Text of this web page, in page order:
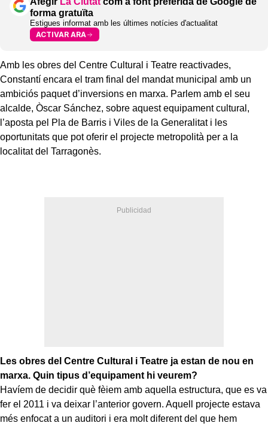
forma gratuïta
Estigues informat amb les últimes notícies d'actualitat
ACTIVAR ARA
Amb les obres del Centre Cultural i Teatre reactivades,
Constantí encara el tram final del mandat municipal amb un
ambiciós paquet d’inversions en marxa. Parlem amb el seu
alcalde, Òscar Sánchez, sobre aquest equipament cultural,
l’aposta pel Pla de Barris i Viles de la Generalitat i les
oportunitats que pot oferir el projecte metropolità per a la
localitat del Tarragonès.
Les obres del Centre Cultural i Teatre ja estan de nou en
marxa. Quin tipus d’equipament hi veurem?
Havíem de decidir què fèiem amb aquella estructura, que es va
fer el 2011 i va deixar l’anterior govern. Aquell projecte estava
més enfocat a un auditori i era molt diferent del que hem